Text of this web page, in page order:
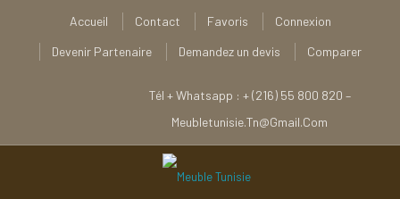
Accueil Contact Favoris
Connexion
Devenir Partenaire
Demandez un devis Comparer
Tél + Whatsapp : + (216) 55 800 820 –
Meubletunisie.tn@gmail.com